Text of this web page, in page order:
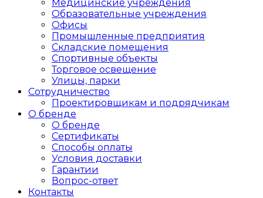
Медицинские учреждения
Образовательные учреждения
Офисы
Промышленные предприятия
Складские помещения
Спортивные объекты
Торговое освещение
Улицы, парки
Сотрудничество
Проектировщикам и подрядчикам
О бренде
О бренде
Сертификаты
Способы оплаты
Условия доставки
Гарантии
Вопрос-ответ
Контакты